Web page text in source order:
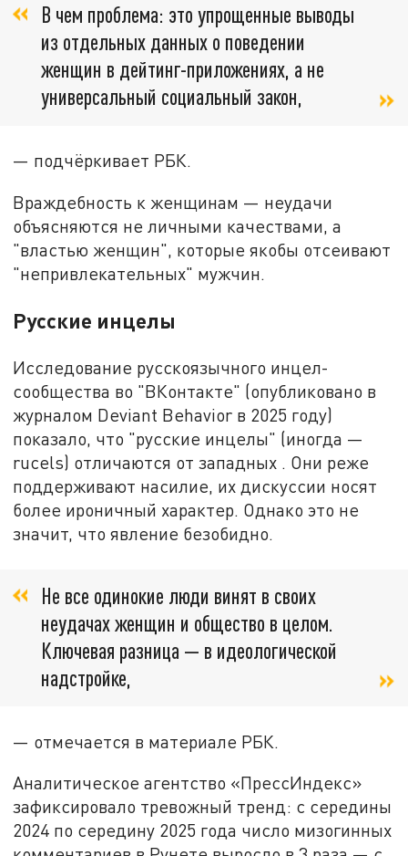
В чем проблема: это упрощенные выводы
из отдельных данных о поведении
женщин в дейтинг-приложениях, а не
универсальный социальный закон,
— подчёркивает РБК.
Враждебность к женщинам — неудачи
объясняются не личными качествами, а
"властью женщин", которые якобы отсеивают
"непривлекательных" мужчин.
Русские инцелы
Исследование русскоязычного инцел-
сообщества во "ВКонтакте" (опубликовано в
журналом Deviant Behavior в 2025 году)
показало, что "русские инцелы" (иногда —
rucels) отличаются от западных . Они реже
поддерживают насилие, их дискуссии носят
более ироничный характер. Однако это не
значит, что явление безобидно.
Не все одинокие люди винят в своих
неудачах женщин и общество в целом.
Ключевая разница — в идеологической
надстройке,
— отмечается в материале РБК.
Аналитическое агентство «ПрессИндекс»
зафиксировало тревожный тренд: с середины
2024 по середину 2025 года число мизогинных